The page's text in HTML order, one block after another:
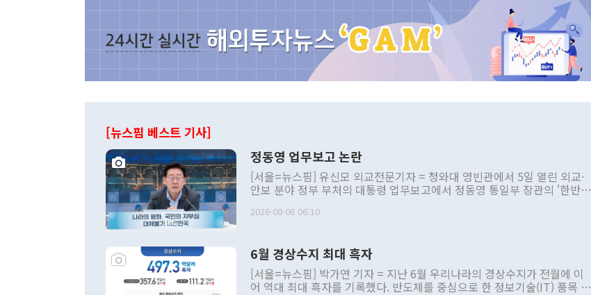
[뉴스핌 베스트 기사]
정동영 업무보고 논란
[서울=뉴스핌] 유신모 외교전문기자 = 청와대 영빈관에서 5일 열린 외교·
안보 분야 정부 부처의 대통령 업무보고에서 정동영 통일부 장관의 '한반도
발언 중에는 정부 내 조율을 거치지 않은 사안을 정책으로 추진하겠다고 공
주의적 희망에 근거한 비현실적 구상'이라는 비판을 내놨다. 그동안 정 장
관의 대북 정책 관련 발언이 물의를 빚은 적은 여러 번 있지만 대통령과 유
관 부처 장관이 공개적으로 부정적 입장을 표명한 것은 이례적이다. 정 장
2026-08-06 06:10
6월 경상수지 최대 흑자
[서울=뉴스핌] 박가연 기자 = 지난 6월 우리나라의 경상수지가 전월에 이
어 역대 최대 흑자를 기록했다. 반도체를 중심으로 한 정보기술(IT) 품목 수